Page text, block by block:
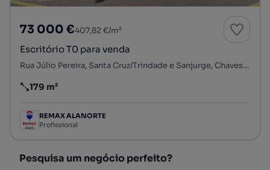
73 000 €407,82 €/m²
Escritório T0 para venda
Rua Júlio Pereira, Santa Cruz/Trindade e Sanjurge, Chaves, Vila Real
Preço por metro quadrado
179 m²
REMAX ALANORTE
Profissional
Pesquisa um negócio perfeito?